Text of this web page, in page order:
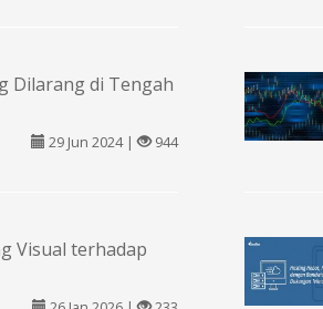
Dilarang di Tengah
29 Jun 2024 | 944
Visual terhadap